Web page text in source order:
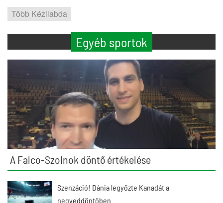
Több Kézilabda
Egyéb sportok
A Falco-Szolnok döntő értékelése
Szenzáció! Dánia legyőzte Kanadát a
negyeddöntőben